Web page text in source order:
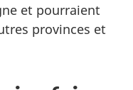
et pourraient
provinces et